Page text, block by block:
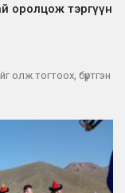
оролцож тэргүүн
олж тогтоох, бүртгэн